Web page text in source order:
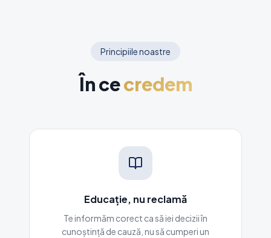
Principiile noastre
În cecredem
Educație, nu reclamă
Te informăm corect ca să iei decizii în
cunoștință de cauză, nu să cumperi un